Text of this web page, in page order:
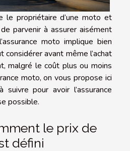
le propriétaire d’une moto et
parvenir à assurer aisément
moto implique bien
considérer avant même l’achat
malgré le coût plus ou moins
moto, on vous propose ici
pour avoir l’assurance
possible.
le prix de
défini